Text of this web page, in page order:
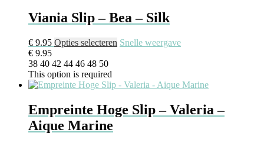
Viania Slip – Bea – Silk
€ 9.95 Opties selecteren Snelle weergave
€ 9.95
38 40 42 44 46 48 50
This option is required
Empreinte Hoge Slip – Valeria –
Aique Marine